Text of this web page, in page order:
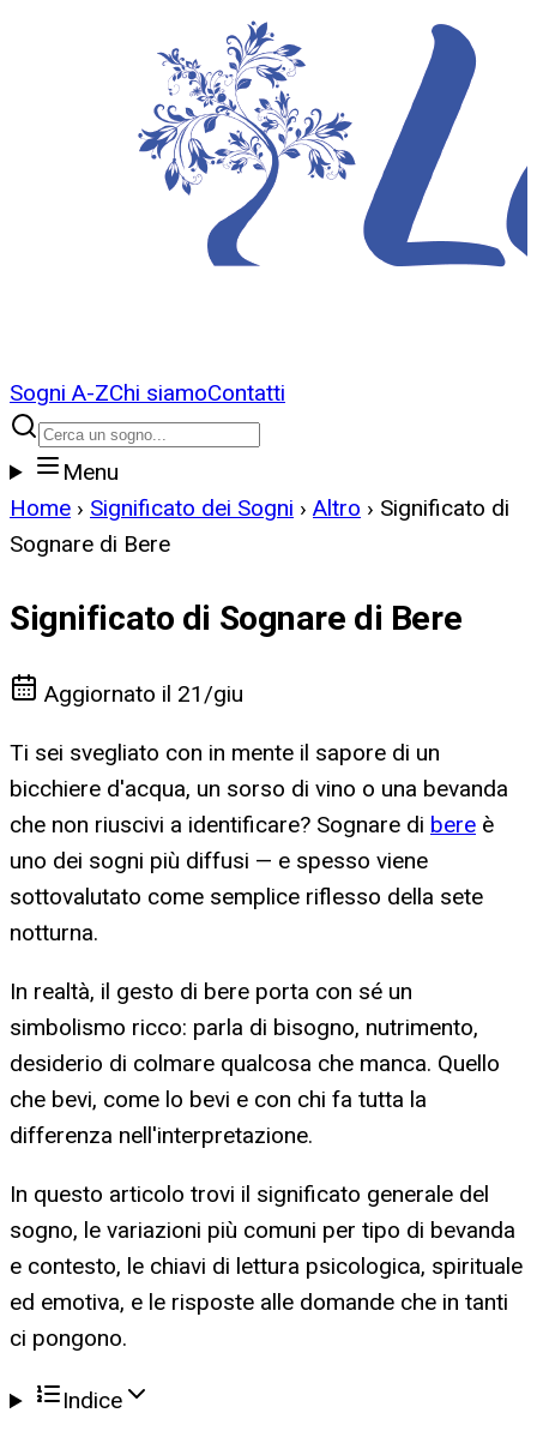
Sogni A-ZChi siamoContatti
Menu
Home › Significato dei Sogni › Altro › Significato di
Sognare di Bere
Significato di Sognare di Bere
Aggiornato il 21/giu
Ti sei svegliato con in mente il sapore di un
bicchiere d'acqua, un sorso di vino o una bevanda
che non riuscivi a identificare? Sognare di bere è
uno dei sogni più diffusi — e spesso viene
sottovalutato come semplice riflesso della sete
notturna.
In realtà, il gesto di bere porta con sé un
simbolismo ricco: parla di bisogno, nutrimento,
desiderio di colmare qualcosa che manca. Quello
che bevi, come lo bevi e con chi fa tutta la
differenza nell'interpretazione.
In questo articolo trovi il significato generale del
sogno, le variazioni più comuni per tipo di bevanda
e contesto, le chiavi di lettura psicologica, spirituale
ed emotiva, e le risposte alle domande che in tanti
ci pongono.
Indice